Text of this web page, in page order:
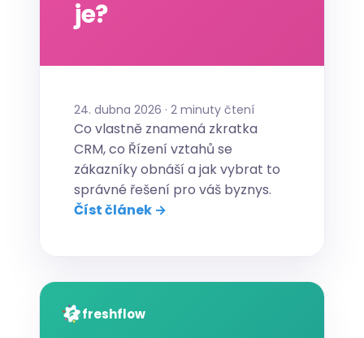
je?
24. dubna 2026 · 2 minuty čtení
Co vlastně znamená zkratka
CRM, co Řízení vztahů se
zákazníky obnáší a jak vybrat to
správné řešení pro váš byznys.
Číst článek →
freshflow